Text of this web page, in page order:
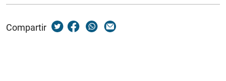
Compartir